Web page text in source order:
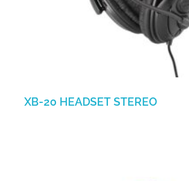
XB-20 HEADSET STEREO